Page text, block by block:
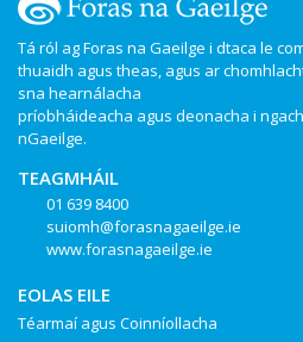
Tá ról ag Foras na Gaeilge i dtaca le
thuaidh agus theas, agus ar
sna hearnálacha
príobháideacha agus deonacha i
nGaeilge.
TEAGMHÁIL
01 639 8400
suiomh@forasnagaeilge.ie
www.forasnagaeilge.ie
EOLAS EILE
Téarmaí agus Coinníollacha